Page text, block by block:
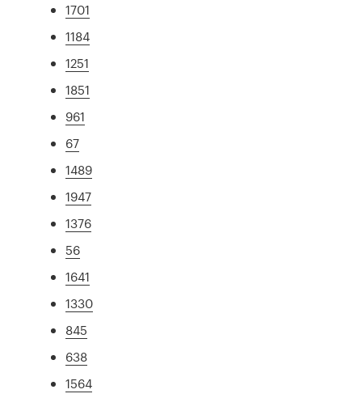
1701
1184
1251
1851
961
67
1489
1947
1376
56
1641
1330
845
638
1564